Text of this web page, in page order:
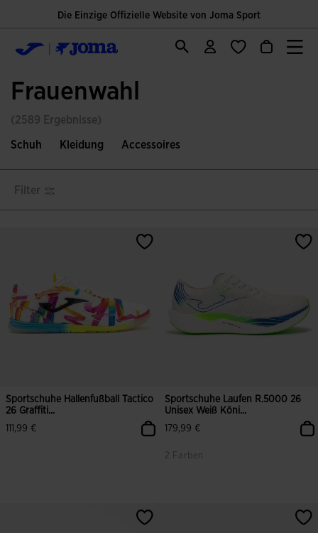
Die Einzige Offizielle Website von Joma Sport
Frauenwahl
(2589 Ergebnisse)
Schuh Kleidung Accessoires
Filter
Sportschuhe Hallenfußball Tactico
26 Graffiti...
111,99 €
3,4 von 5 Kundenbewertungen
Sportschuhe Laufen R.5000 26
Unisex Weiß Köni...
179,99 €
2 Farben
4,9 von 5 Kundenbewertungen